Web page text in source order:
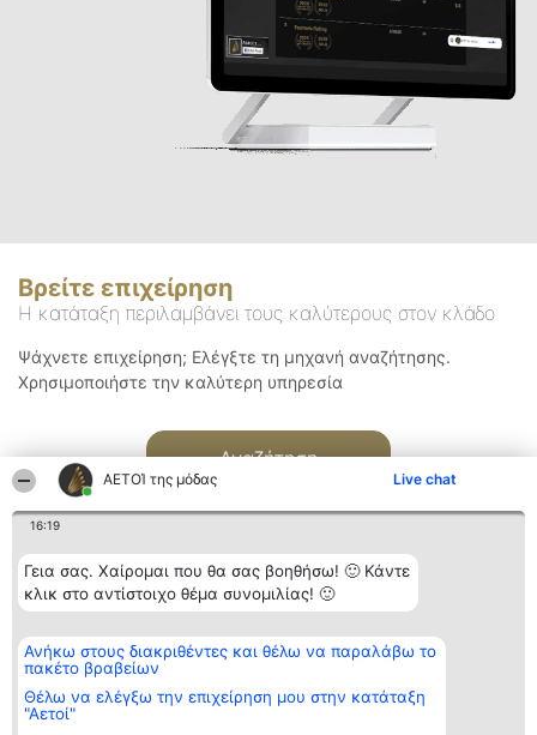
ΑΕΤΟΊ της μόδας Live chat
16:19
Γεια σας. Χαίρομαι που θα σας βοηθήσω! 🙂 Κάντε
κλικ στο αντίστοιχο θέμα συνομιλίας! 🙂
Ανήκω στους διακριθέντες και θέλω να παραλάβω το
πακέτο βραβείων
Θέλω να ελέγξω την επιχείρηση μου στην κατάταξη
"Αετοί"
Βρείτε επιχείρηση
Η κατάταξη περιλαμβάνει τους καλύτερους στον κλάδο
Ψάχνετε επιχείρηση; Ελέγξτε τη μηχανή αναζήτησης.
Χρησιμοποιήστε την καλύτερη υπηρεσία
Αναζήτηση
Διοργανωτής της
κατάταξης
BEAUTIFUL COMPANY
ΤΗΛ. ΕΠΙΚΟΙΝΩΝΙΑΣ:
2104128019
Κατάταξη
Διακριθέντες
των
διακριθέντων
Επικοινωνία
Επικοινωνία